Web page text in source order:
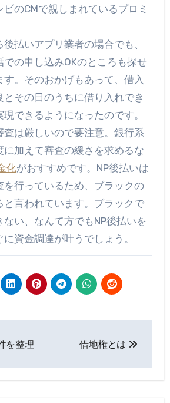
のCMで親しまれているプロミ
払いアプリ業者の場合でも、
での申し込みOKのところも探せ
す。そのおかげもあって、借入
その日のうちに借り入れでき
できるようになったのです。
査は厳しいので要注意。銀行系
に加えて審査の緩さを求めるな
化がおすすめです。NP後払いは
を行っているため、ブラックの
と言われています。ブラックで
ない、なんて方でもNP後払いを
資金調達が叶うでしょう。
を整理 借地権とは